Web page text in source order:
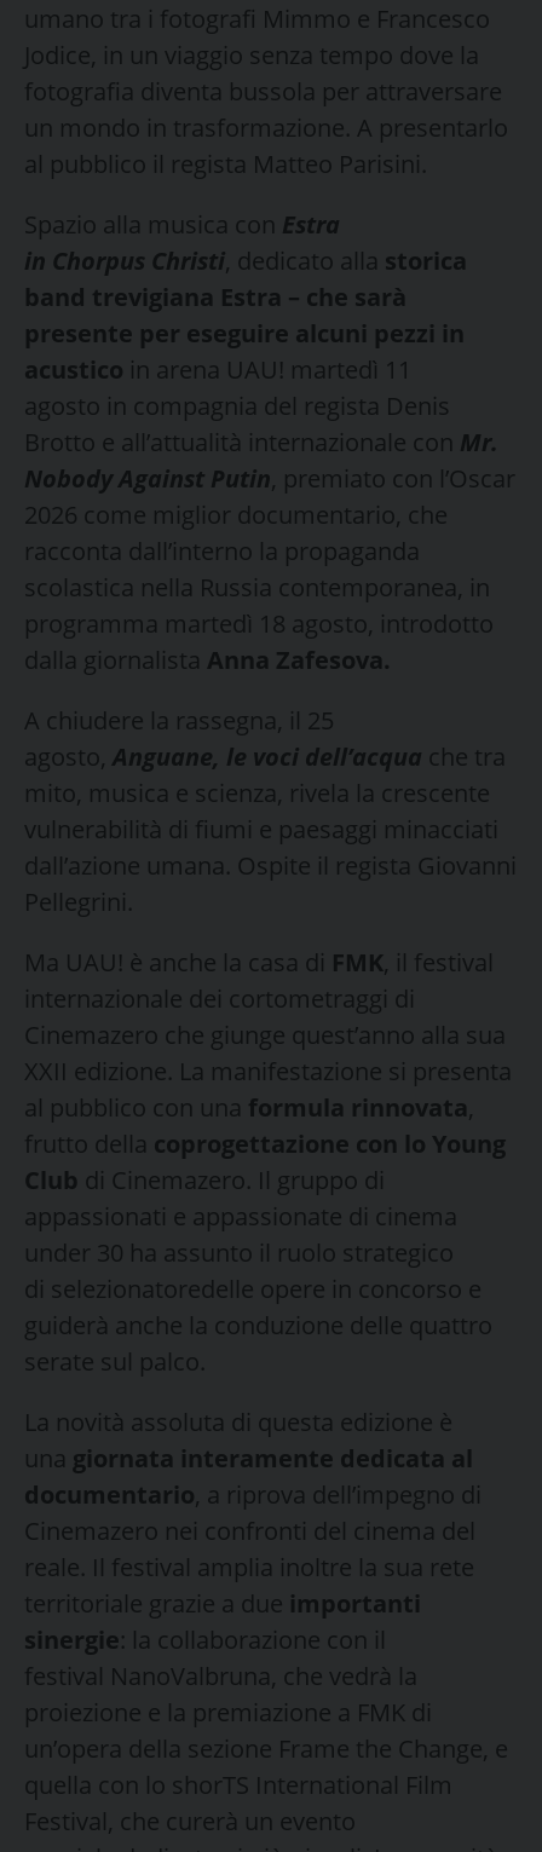
umano tra i fotografi Mimmo e Francesco
Jodice, in un viaggio senza tempo dove la
fotografia diventa bussola per attraversare
un mondo in trasformazione. A presentarlo
al pubblico il regista Matteo Parisini.
Spazio alla musica con Estra
in Chorpus Christi, dedicato alla storica
band trevigiana Estra – che sarà
presente per eseguire alcuni pezzi in
acustico in arena UAU! martedì 11
agosto in compagnia del regista Denis
Brotto e all’attualità internazionale con Mr.
Nobody Against Putin, premiato con l’Oscar
2026 come miglior documentario, che
racconta dall’interno la propaganda
scolastica nella Russia contemporanea, in
programma martedì 18 agosto, introdotto
dalla giornalista Anna Zafesova.
A chiudere la rassegna, il 25
agosto,Anguane, le voci dell’acqua che tra
mito, musica e scienza, rivela la crescente
vulnerabilità di fiumi e paesaggi minacciati
dall’azione umana. Ospite il regista Giovanni
Pellegrini.
Ma UAU! è anche la casa di FMK, il festival
internazionale dei cortometraggi di
Cinemazero che giunge quest’anno alla sua
XXII edizione. La manifestazione si presenta
al pubblico con una formula rinnovata,
frutto della coprogettazione con lo Young
Club di Cinemazero. Il gruppo di
appassionati e appassionate di cinema
under 30 ha assunto il ruolo strategico
di selezionatoredelle opere in concorso e
guiderà anche la conduzione delle quattro
serate sul palco.
La novità assoluta di questa edizione è
una giornata interamente dedicata al
documentario, a riprova dell’impegno di
Cinemazero nei confronti del cinema del
reale. Il festival amplia inoltre la sua rete
territoriale grazie a due importanti
sinergie: la collaborazione con il
festival NanoValbruna, che vedrà la
proiezione e la premiazione a FMK di
un’opera della sezione Frame the Change, e
quella con lo shorTS International Film
Festival, che curerà un evento